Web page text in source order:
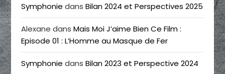
Symphonie dansBilan 2024 et Perspectives 2025
Alexane dansMais Moi J’aime Bien Ce Film :
Episode 01 : L’Homme au Masque de Fer
Symphonie dansBilan 2023 et Perspective 2024